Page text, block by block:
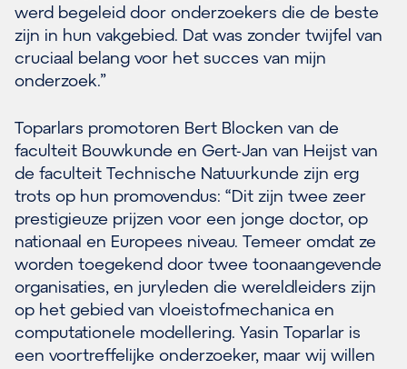
werd begeleid door onderzoekers die de beste
zijn in hun vakgebied. Dat was zonder twijfel van
cruciaal belang voor het succes van mijn
onderzoek.”
Toparlars promotoren Bert Blocken van de
faculteit Bouwkunde en Gert-Jan van Heijst van
de faculteit Technische Natuurkunde zijn erg
trots op hun promovendus: “Dit zijn twee zeer
prestigieuze prijzen voor een jonge doctor, op
nationaal en Europees niveau. Temeer omdat ze
worden toegekend door twee toonaangevende
organisaties, en juryleden die wereldleiders zijn
op het gebied van vloeistofmechanica en
computationele modellering. Yasin Toparlar is
een voortreffelijke onderzoeker, maar wij willen